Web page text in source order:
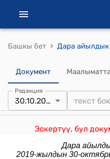
Башкы бет ›
Документ
Редакция
30.10.2019
Эскертүү, бул